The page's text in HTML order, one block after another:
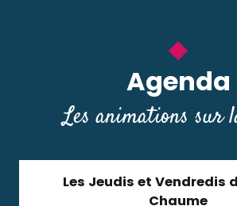
Association Marins du port de
Loire-émoi balades en bateau
Mon voyage sur la Loire en bateau
Millière Raboton, homme de Loire
Castor et Bivouac
Agenda
Les animations sur
Les Jeudis et Vendredis
Chaume